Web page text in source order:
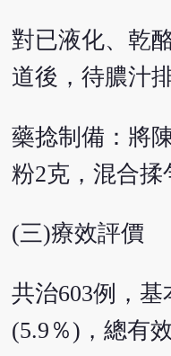
對已液化、乾
道後，待膿汁
藥捻制備：將
粉2克，混合揉
(三)療效評價
共治603例，基
(5.9％)，總有